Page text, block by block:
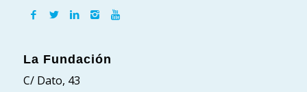
La Fundación
C/ Dato, 43